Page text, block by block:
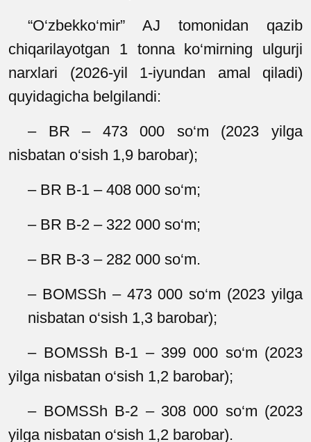
“O‘zbekko‘mir” AJ tomonidan qazib
chiqarilayotgan 1 tonna ko‘mirning ulgurji
narxlari (2026-yil 1-iyundan amal qiladi)
quyidagicha belgilandi:
– BR – 473 000 so‘m (2023 yilga
nisbatan o‘sish 1,9 barobar);
– BR B-1 – 408 000 so‘m;
– BR B-2 – 322 000 so‘m;
– BR B-3 – 282 000 so‘m.
– BOMSSh – 473 000 so‘m (2023 yilga
nisbatan o‘sish 1,3 barobar);
– BOMSSh B-1 – 399 000 so‘m (2023
yilga nisbatan o‘sish 1,2 barobar);
– BOMSSh B-2 – 308 000 so‘m (2023
yilga nisbatan o‘sish 1,2 barobar).